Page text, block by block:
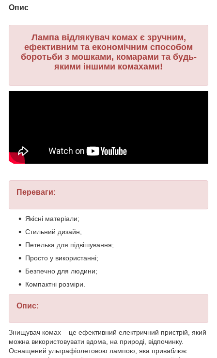
Опис
Лампа відлякувач комах є зручним,
ефективним та економічним способом
боротьби з мошками, комарами та будь-
якими іншими комахами!
Переваги:
Якісні матеріали;
Стильний дизайн;
Петелька для підвішування;
Просто у використанні;
Безпечно для людини;
Компактні розміри.
Опис:
Знищувач комах – це ефективний електричний пристрій, який
можна використовувати вдома, на природі, відпочинку.
Оснащений ультрафіолетовою лампою, яка приваблює